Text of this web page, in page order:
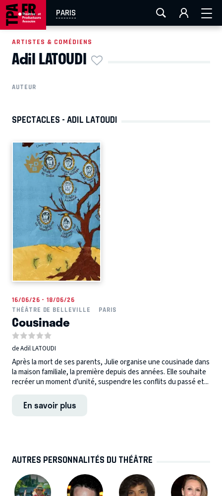
PARIS
AIX-MARSEILLE LA ROCHELLE
EN TOURNÉE
ARTISTES & COMÉDIENS
Adil LATOUDI
AUTEUR
SPECTACLES - ADIL LATOUDI
16/06/26 - 18/06/26
THÉÂTRE DE BELLEVILLE
PARIS
Cousinade
de Adil LATOUDI
Après la mort de ses parents, Julie organise une cousinade dans
la maison familiale, la première depuis des années. Elle souhaite
recréer un moment d’unité, suspendre les conflits du passé et...
En savoir plus
AUTRES PERSONNALITÉS DU THÉÂTRE